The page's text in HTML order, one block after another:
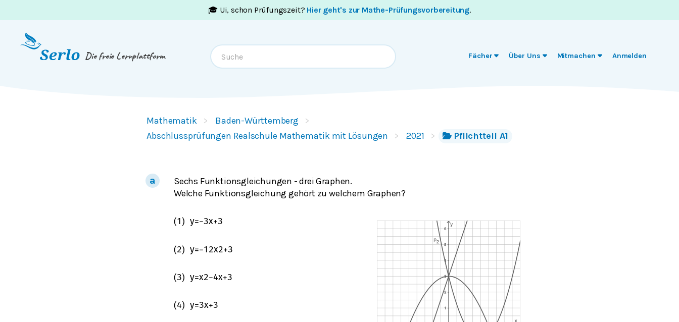
🎓 Ui, schon Prüfungszeit? Hier geht's zur Mathe-Prüfungsvorbereitung.
Die freie Lernplattform Fächer Über Uns Mitmachen Anmelden
Mathematik
Baden-Württemberg
Abschlussprüfungen Realschule Mathematik mit Lösungen
2021 Pflichtteil A1
Sechs Funktionsgleichungen - drei Graphen.
Welche Funktionsgleichung gehört zu welchem Graphen?
(1 ) y=−3x+3
(2) y=−1 2x2+3
(3) y=x2−4x+3
(4) y=3x+3